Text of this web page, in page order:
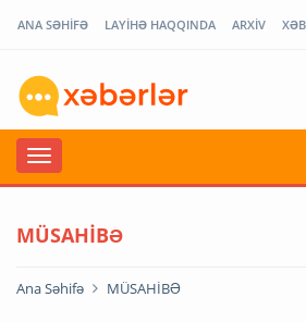
ANA SƏHİFƏ LAYİHƏ HAQQINDA ARXİV
MÜSAHİBƏ
Ana Səhifə MÜSAHİBƏ